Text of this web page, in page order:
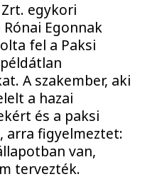
egykori
Egonnak
fel a Paksi
A szakember, aki
a hazai
és a paksi
arra figyelmeztet:
van,
tervezték.